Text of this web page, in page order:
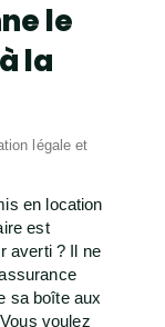
le
la
légale et
en location
est
averti ? Il ne
sa boîte aux
voulez